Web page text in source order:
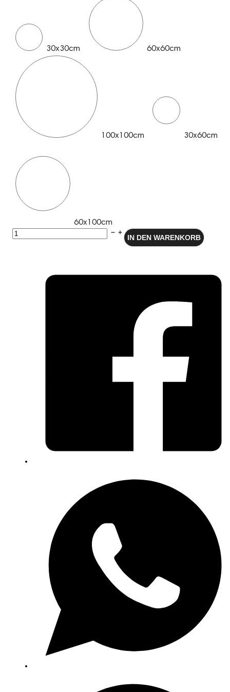
30x30cm 60x60cm
100x100cm 30x60cm
60x100cm
Dekorfolie
IN DEN WARENKORB